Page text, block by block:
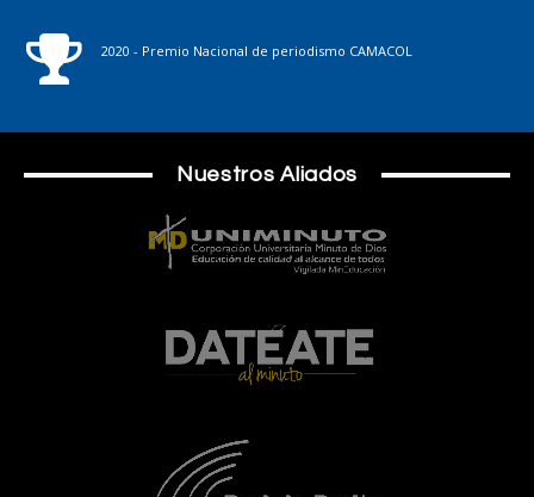
2020 - Premio Nacional de periodismo CAMACOL
Nuestros Aliados